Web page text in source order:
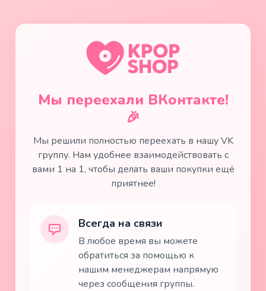
Мы переехали ВКонтакте!
🎉
Мы решили полностью переехать в нашу VK
группу. Нам удобнее взаимодействовать с
вами 1 на 1, чтобы делать ваши покупки ещё
приятнее!
Всегда на связи
В любое время вы можете
обратиться за помощью к
нашим менеджерам напрямую
через сообщения группы.